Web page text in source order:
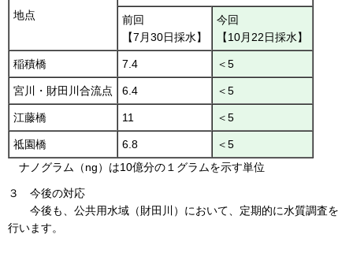
地点
前回
【7月30日採水】
今回
【10月22日採水】
稲積橋 7.4 ＜5
宮川・財田川合流点 6.4 ＜5
江藤橋 11 ＜5
祗園橋 6.8
＜5
ナノグラム（ng）は10億分の１グラムを示す単位
３ 今後の対応
今後も、公共用水域（財田川）において、定期的に水質調査を
行います。